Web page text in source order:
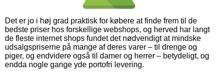
Det er jo i høj grad praktisk for købere at finde frem til de
bedste priser hos forskellige webshops, og herved har langt
de fleste internet shops fundet det nødvendigt at mindske
udsalgspriserne på mange af deres varer – til drenge og
piger, og endvidere også til damer og herrer – betydeligt, og
endda nogle gange yde portofri levering.